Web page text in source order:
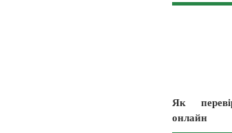
Як
онлайн